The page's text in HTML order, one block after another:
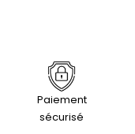
Paiement
sécurisé